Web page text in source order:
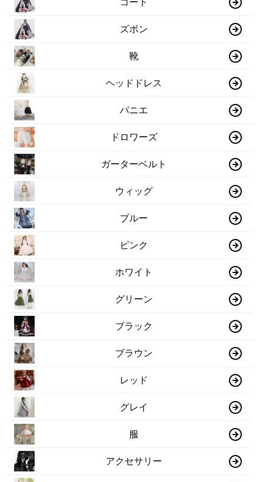
ズボン
靴
ヘッドドレス
パニエ
ドロワーズ
ガーターベルト
ウィッグ
ブルー
ピンク
ホワイト
グリーン
ブラック
ブラウン
レッド
グレイ
服
アクセサリー